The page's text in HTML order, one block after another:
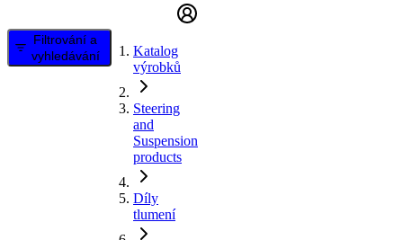
Filtrování a
vyhledávání
Katalog
výrobků
Steering
and
Suspension
products
Díly
tlumení